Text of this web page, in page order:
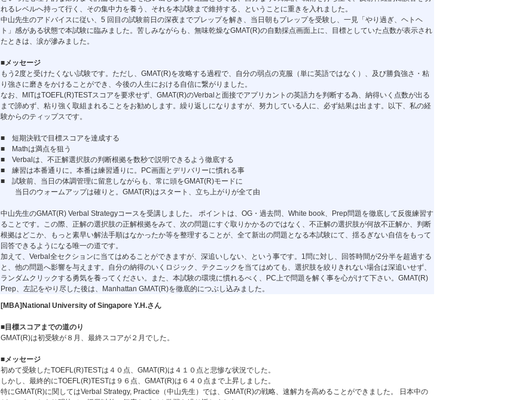
れるレベルへ持って行く、その集中力を養う、それを本試験まで維持する、ということに重きを入れました。
中山先生のアドバイスに従い、5 回目の試験前日の深夜までプレップを解き、当日朝もプレップを受験し、一見「やり過ぎ、ヘトヘ
ト」感がある状態で本試験に臨みました。苦しみながらも、無味乾燥なGMAT(R)の自動採点画面上に、目標としていた点数が表示され
たときは、涙が滲みました。
■メッセージ
もう2度と受けたくない試験です。ただし、GMAT(R)を攻略する過程で、自分の弱点の克服（単に英語ではなく）、及び勝負強さ・粘
り強さに磨きをかけることができ、今後の人生における自信に繋がりました。
なお、MITはTOEFL(R)TESTスコアを要求せず、GMAT(R)のVerbalと面接でアプリカントの英語力を判断する為、納得いく点数が出る
まで諦めず、粘り強く取組まれることをお勧めします。繰り返しになりますが、努力している人に、必ず結果は出ます。以下、私の経
験からのティップスです。
■ 短期決戦で目標スコアを達成する
■ Mathは満点を狙う
■ Verbalは、不正解選択肢の判断根拠を数秒で説明できるよう徹底する
■ 練習は本番通りに。本番は練習通りに。PC画面とデリバリーに慣れる事
■ 試験前、当日の体調管理に留意しながらも、常に頭をGMAT(R)モードに
当日のウォームアップは確りと。GMAT(R)はスタート、立ち上がりが全て由
中山先生のGMAT(R) Verbal Strategyコースを受講しました。 ポイントは、OG・過去問、White book、Prep問題を徹底して反復練習す
ることです。この際、正解の選択肢の正解根拠をみて、次の問題にすぐ取りかかるのではなく、不正解の選択肢が何故不正解か、判断
根拠はどこか、もっと素早い解法手順はなかったか等を整理することが、全て新出の問題となる本試験にて、揺るぎない自信をもって
回答できるようになる唯一の道です。
加えて、Verbal全セクションに当てはめることができますが、深追いしない、という事です。1問に対し、回答時間が2分半を超過する
と、他の問題へ影響を与えます。自分の納得のいくロジック、テクニックを当てはめても、選択肢を絞りきれない場合は深追いせず、
ランダムクリックする勇気を養ってください。また、本試験の環境に慣れるべく、PC上で問題を解く事を心がけて下さい。GMAT(R)
Prep、左記をやり尽した後は、Manhattan GMAT(R)を徹底的につぶし込みました。
[MBA]National University of Singapore Y.H.さん
■目標スコアまでの道のり
GMAT(R)は初受験が８月、最終スコアが２月でした。
■メッセージ
初めて受験したTOEFL(R)TESTは４０点、GMAT(R)は４１０点と悲惨な状況でした。
しかし、最終的にTOEFL(R)TESTは９６点、GMAT(R)は６４０点まで上昇しました。
特にGMAT(R)に関してはVerbal Strategy, Practice（中山先生）では、GMAT(R)の戦略、速解力を高めることができました。 日本中の